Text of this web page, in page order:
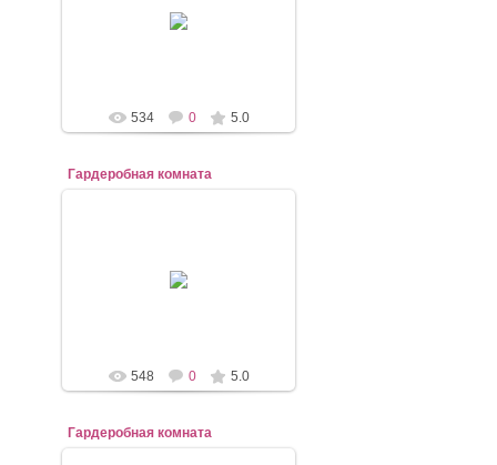
534 0 5.0
Гардеробная комната
548 0 5.0
Гардеробная комната